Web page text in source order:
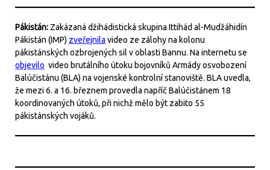
Pákistán: Zakázaná džihádistická skupina Ittihád al-Mudžáhidín
Pákistán (IMP) zveřejnila video ze zálohy na kolonu
pákistánských ozbrojených sil v oblasti Bannu. Na internetu se
objevilo video brutálního útoku bojovníků Armády osvobození
Balúčistánu (BLA) na vojenské kontrolní stanoviště. BLA uvedla,
že mezi 6. a 16. březnem provedla napříč Balúčistánem 18
koordinovaných útoků, při nichž mělo být zabito 55
pákistánských vojáků.